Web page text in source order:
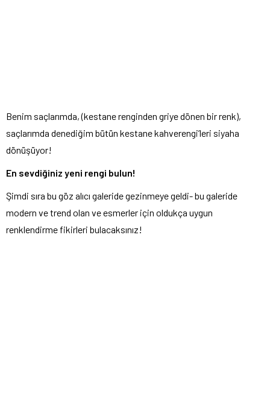
Benim saçlarımda, (kestane renginden griye dönen bir renk),
saçlarımda denediğim bütün kestane kahverengi’leri siyaha
dönüşüyor!
En sevdiğiniz yeni rengi bulun!
Şimdi sıra bu göz alıcı galeride gezinmeye geldi- bu galeride
modern ve trend olan ve esmerler için oldukça uygun
renklendirme fikirleri bulacaksınız!